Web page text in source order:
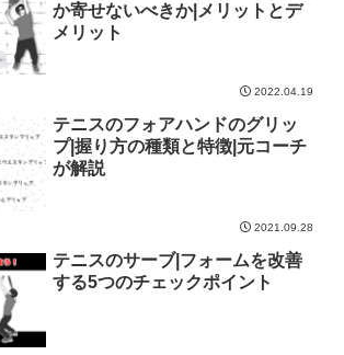
か寄せないべきか|メリットとデ
メリット
2022.04.19
テニスのフォアハンドのグリッ
プ|握り方の種類と特徴|元コーチ
が解説
2021.09.28
テニスのサーブ|フォームを改善
する5つのチェックポイント